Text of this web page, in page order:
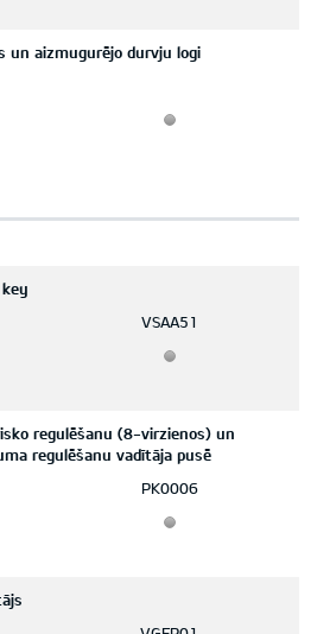
un aizmugurējo durvju logi
VSAA51
regulēšanu (8-virzienos) un
regulēšanu vadītāja pusē
PK0006